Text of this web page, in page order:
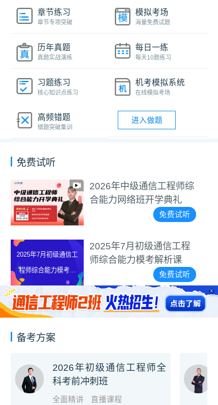
章节练习
章节专项突破
模拟考场
海量免费试题
历年真题
真题实战演练
每日一练
每天10题练习
习题练习
核心知识点练习
机考模拟系统
在线模拟考场
高频错题
错题突破集训
进入做题
免费试听
2026年中级通信工程师综
合能力网络班开学典礼
免费试听
2025年7月初级通信工
程师综合能力模考解
析课
2025年7月初级通信工程
师综合能力模考解析课
免费试听
X
备考方案
2026年初级通信工程师全
科考前冲刺班
全面精讲 直播课程